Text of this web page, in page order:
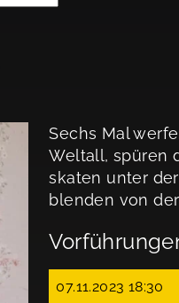
Sechs Mal
Weltall, spüren
skaten unter
blenden von
07.11.2023 18:30